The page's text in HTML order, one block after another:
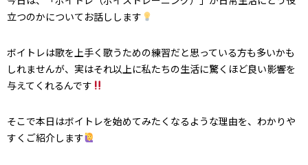
立つのかについてお話しします
ボイトレは歌を上手く歌うための練習だと思っている方も多いかも
しれませんが、実はそれ以上に私たちの生活に驚くほど良い影響を
与えてくれるんです
そこで本日はボイトレを始めてみたくなるような理由を、わかりや
すくご紹介します